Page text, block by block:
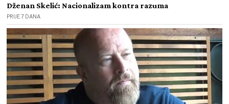
Dženan Skelić: Nacionalizam kontra razuma
PRIJE 7 DANA